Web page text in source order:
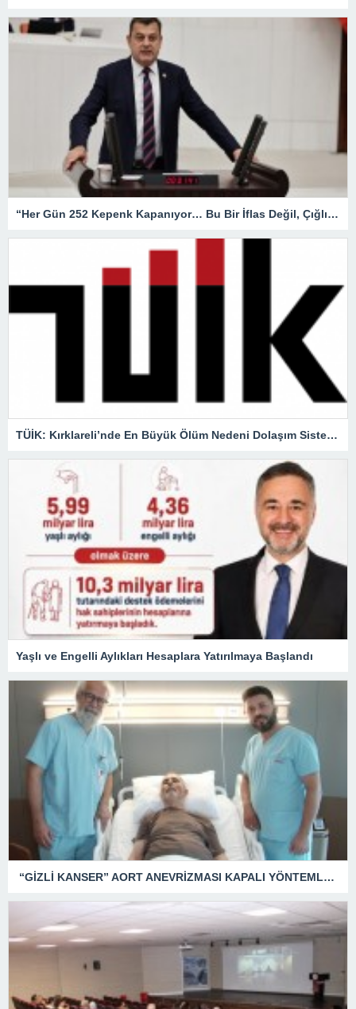
“Her Gün 252 Kepenk Kapanıyor… Bu Bir İflas Değil, Çığlıktır!”
TÜİK: Kırklareli’nde En Büyük Ölüm Nedeni Dolaşım Sistemi Hastalıkları
Yaşlı ve Engelli Aylıkları Hesaplara Yatırılmaya Başlandı
“GİZLİ KANSER” AORT ANEVRİZMASI KAPALI YÖNTEMLE TEDAVİ EDİLDİ